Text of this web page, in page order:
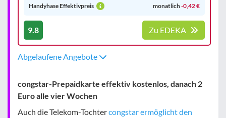
Handyhase Effektivpreis
monatlich-0,42 €
9.8 Zu EDEKA
Abgelaufene Angebote
congstar-Prepaidkarte effektiv kostenlos, danach 2
Euro alle vier Wochen
Auch die Telekom-Tochtercongstar ermöglicht den